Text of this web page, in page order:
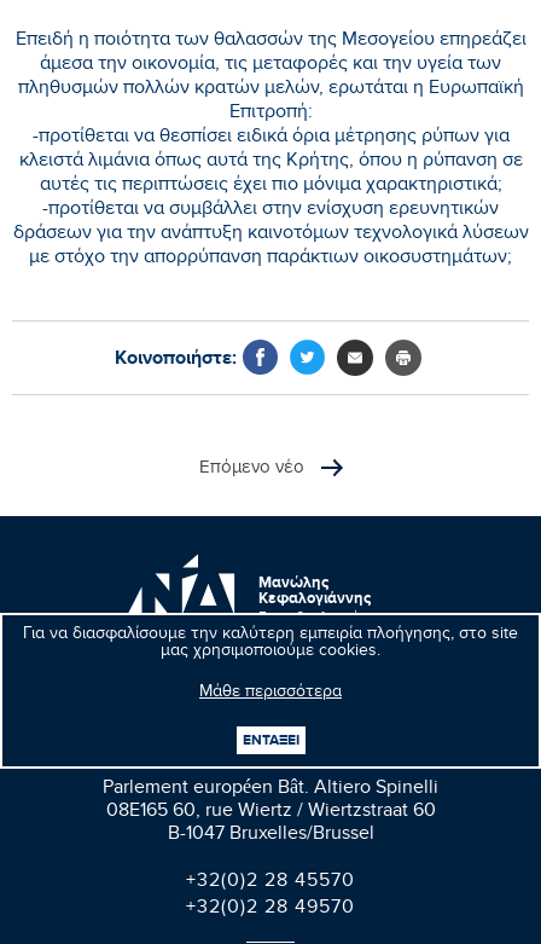
Για να διασφαλίσουμε την καλύτερη εμπειρία πλοήγησης, στο site
μας χρησιμοποιούμε cookies.
Μάθε περισσότερα
ΕΝΤΑΞΕΙ
Επειδή η ποιότητα των θαλασσών της Μεσογείου επηρεάζει
άμεσα την οικονομία, τις μεταφορές και την υγεία των
πληθυσμών πολλών κρατών μελών, ερωτάται η Ευρωπαϊκή
Επιτροπή:
-προτίθεται να θεσπίσει ειδικά όρια μέτρησης ρύπων για
κλειστά λιμάνια όπως αυτά της Κρήτης, όπου η ρύπανση σε
αυτές τις περιπτώσεις έχει πιο μόνιμα χαρακτηριστικά;
-προτίθεται να συμβάλλει στην ενίσχυση ερευνητικών
δράσεων για την ανάπτυξη καινοτόμων τεχνολογικά λύσεων
με στόχο την απορρύπανση παράκτιων οικοσυστημάτων;
Κοινοποιήστε:
Επόμενο νέο
Μανώλης
Κεφαλογιάννης
Ευρωβουλευτής
Βρυξέλλες
Parlement européen Bât. Altiero Spinelli
08E165 60, rue Wiertz / Wiertzstraat 60
B-1047 Bruxelles/Brussel
+32(0)2 28 45570
+32(0)2 28 49570